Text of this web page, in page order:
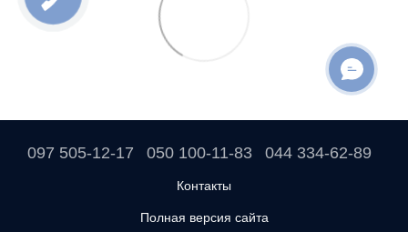
097 505-12-17 050 100-11-83 044 334-62-89
Контакты
Полная версия сайта